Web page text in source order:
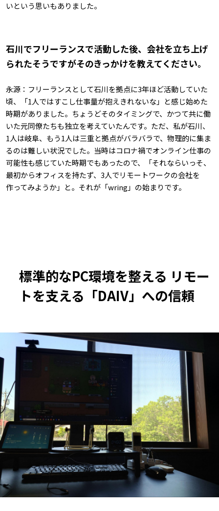
いという思いもありました。
――石川でフリーランスで活動した後、会社を立ち上げ
られたそうですがそのきっかけを教えてください。
永源：フリーランスとして石川を拠点に3年ほど活動していた
頃、「1人ではすこし仕事量が抱えきれないな」と感じ始めた
時期がありました。ちょうどそのタイミングで、かつて共に働
いた元同僚たちも独立を考えていたんです。ただ、私が石川、
1人は岐阜、もう1人は三重と拠点がバラバラで、物理的に集ま
るのは難しい状況でした。当時はコロナ禍でオンライン仕事の
可能性も感じていた時期でもあったので、「それならいっそ、
最初からオフィスを持たず、3人でリモートワークの会社を
作ってみようか」と。それが「wring」の始まりです。
標準的なPC環境を整える リモー
トを支える「DAIV」への信頼